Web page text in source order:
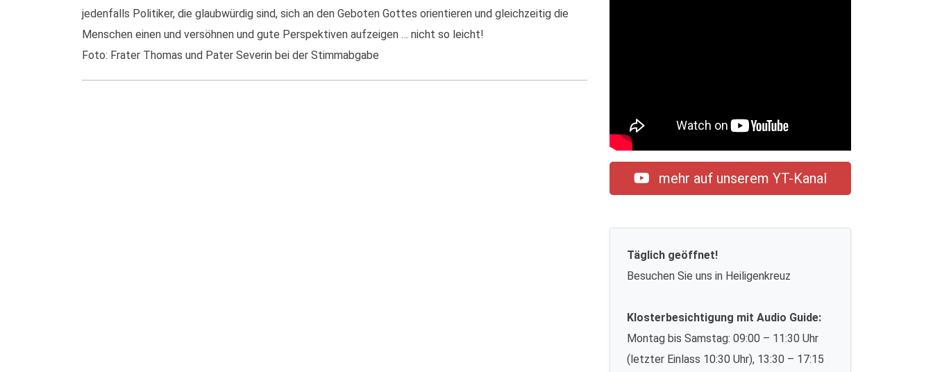
jedenfalls Politiker, die glaubwürdig sind, sich an den Geboten Gottes orientieren und gleichzeitig die
Menschen einen und versöhnen und gute Perspektiven aufzeigen … nicht so leicht!
Foto: Frater Thomas und Pater Severin bei der Stimmabgabe
mehr auf unserem YT-Kanal
Täglich geöffnet!
Besuchen Sie uns in Heiligenkreuz
Klosterbesichtigung mit Audio Guide:
Montag bis Samstag: 09:00 – 11:30 Uhr
(letzter Einlass 10:30 Uhr), 13:30 – 17:15